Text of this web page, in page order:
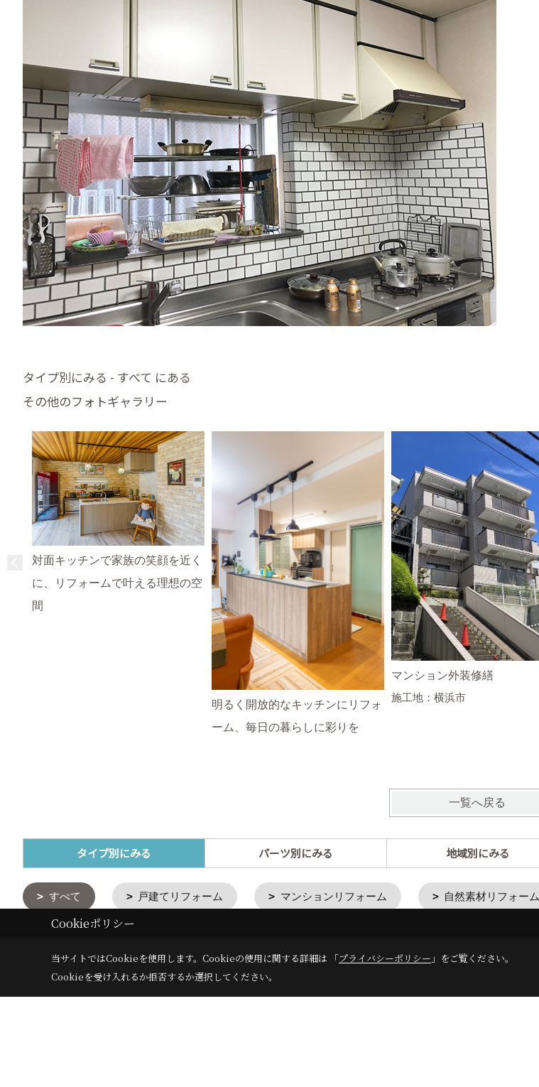
タイプ別にみる - すべて にある
その他のフォトギャラリー
対面キッチンで家族の笑顔を近く
に、リフォームで叶える理想の空
間
明るく開放的なキッチンにリフォ
ーム、毎日の暮らしに彩りを
マンション外装修繕
施工地：横浜市
一覧へ戻る
タイプ別にみる パーツ別にみる 地域別にみる
すべて 戸建てリフォーム マンションリフォーム 自然素材リフォーム
施工事例
Cookieポリシー
当サイトではCookieを使用します。 Cookieの使用に関する詳細は 「プライバシーポリシー 」をご覧ください。
Cookieを受け入れるか拒否するか選択してください。